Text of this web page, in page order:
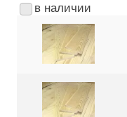
в наличии